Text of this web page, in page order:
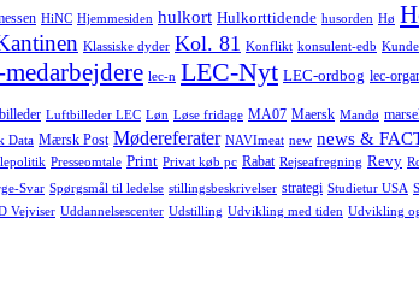
HiNC Hjemmesiden hulkort Hulkorttidende husorden Hø
Klassiske dyder Kol. 81 Konflikt konsulent-edb
lec-n LEC-Nyt LEC-ordbog lec-
Luftbilleder LEC Løn Løse fridage MA07 Maersk Mandø
Data Mærsk Post Mødereferater NAVImeat new news &
Presseomtale Print Privat køb pc Rabat Rejseafregning Revy
Svar Spørgsmål til ledelse stillingsbeskrivelser strategi Studietur USA
Vejviser Uddannelsescenter Udstilling Udvikling med tiden Udvikling